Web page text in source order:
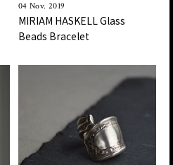
04 Nov. 2019
MIRIAM HASKELL Glass
Beads Bracelet